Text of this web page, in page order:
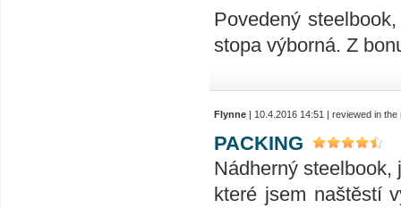
Povedený
stopa výborná. Z
Flynne | 10.4.2016 14:51 | reviewed in
PACKING
Nádherný
které jsem naštěstí